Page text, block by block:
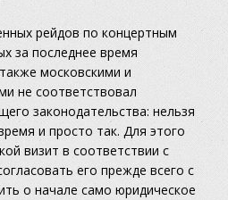
рейдов по концертным
за последнее время
московскими и
не соответствовал
законодательства: нельзя
и просто так. Для этого
визит в соответствии с
его прежде всего с
о начале само юридическое